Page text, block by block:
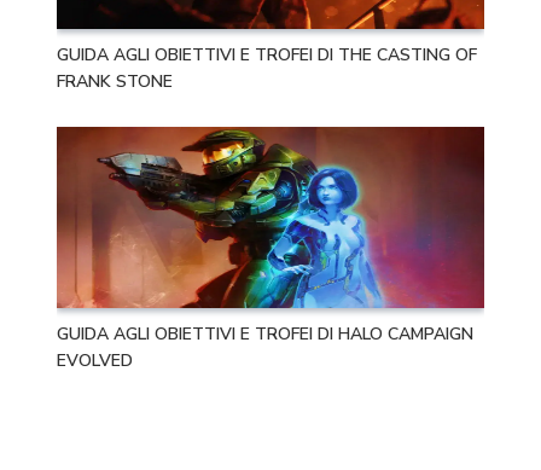
GUIDA AGLI OBIETTIVI E TROFEI DI THE CASTING OF
FRANK STONE
GUIDA AGLI OBIETTIVI E TROFEI DI HALO CAMPAIGN
EVOLVED